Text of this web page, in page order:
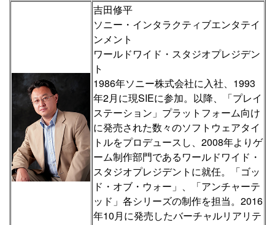
吉田修平
ソニー・インタラクティブエンタテイ
ンメント
ワールドワイド・スタジオプレジデン
ト
1986年ソニー株式会社に入社、1993
年2月に現SIEに参加。以降、「プレイ
ステーション」プラットフォーム向け
に発売された数々のソフトウェアタイ
トルをプロデュースし、2008年よりゲ
ーム制作部門であるワールドワイド・
スタジオプレジデントに就任。「ゴッ
ド・オブ・ウォー」、「アンチャーテ
ッド」各シリーズの制作を担当。2016
年10月に発売したバーチャルリアリテ